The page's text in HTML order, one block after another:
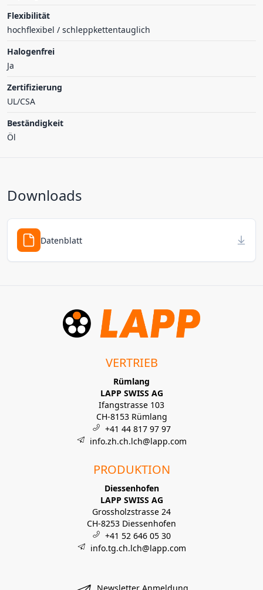
Flexibilität
hochflexibel / schleppkettentauglich
Halogenfrei
Ja
Zertifizierung
UL/CSA
Beständigkeit
Öl
Downloads
Datenblatt
VERTRIEB
Rümlang
LAPP SWISS AG
Ifangstrasse 103
CH-8153 Rümlang
+41 44 817 97 97
info.zh.ch.lch@lapp.com
PRODUKTION
Diessenhofen
LAPP SWISS AG
Grossholzstrasse 24
CH-8253 Diessenhofen
+41 52 646 05 30
info.tg.ch.lch@lapp.com